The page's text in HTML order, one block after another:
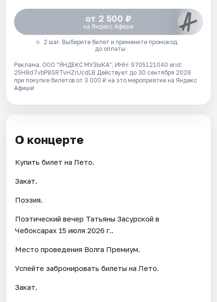
от 2 500 ₽
на Яндекс Афише
2 шаг. Выберите билет и примените промокод
до оплаты
Реклама. ООО "ЯНДЕКС МУЗЫКА", ИНН: 9705121040 erid:
25H8d7vbP8SRTvHZrUcdLB Действует до 30 сентября 2026
при покупке билетов от 3 000 ₽ на это мероприятие на Яндекс
Афише!
О концерте
Купить билет на Лето.
Закат.
Поэзия.
Поэтический вечер Татьяны Засурской в
Чебоксарах 15 июля 2026 г..
Место проведения Волга Премиум.
Успейте забронировать билеты на Лето.
Закат.